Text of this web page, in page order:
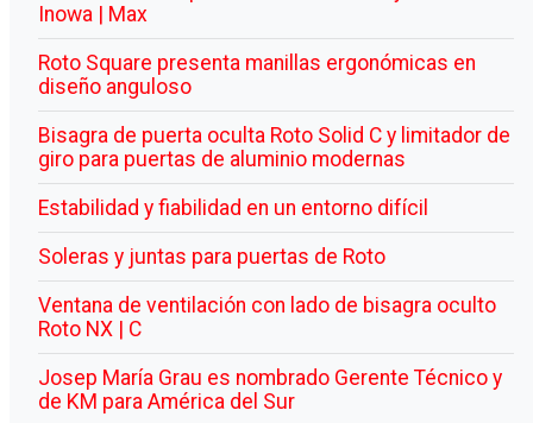
Inowa | Max
Roto Square presenta manillas ergonómicas en
diseño anguloso
Bisagra de puerta oculta Roto Solid C y limitador de
giro para puertas de aluminio modernas
Estabilidad y fiabilidad en un entorno difícil
Soleras y juntas para puertas de Roto
Ventana de ventilación con lado de bisagra oculto
Roto NX | C
Josep María Grau es nombrado Gerente Técnico y
de KM para América del Sur